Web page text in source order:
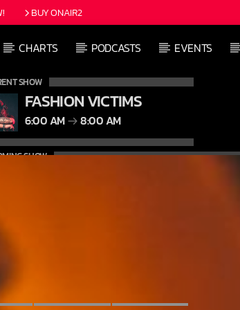
BUY ONAIR2
CHARTS PODCASTS EVENTS
SHOW
FASHION VICTIMS
6:00 AM 8:00 AM
SHOW